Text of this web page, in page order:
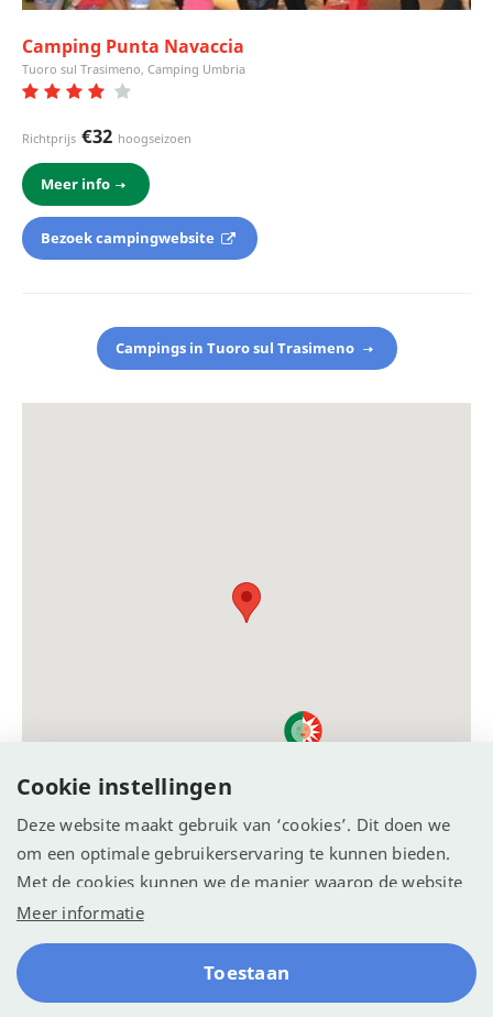
Camping Punta Navaccia
Tuoro sul Trasimeno, Camping Umbria
Richtprijs €32 hoogseizoen
Meer info
Bezoek campingwebsite
Campings in Tuoro sul Trasimeno
© Recreatie Media 2026
Cookie-instellingen
Algemene voorwaarden Contact
Reserveren
Cookie instellingen
Deze website maakt gebruik van ‘cookies’. Dit doen we
om een optimale gebruikerservaring te kunnen bieden.
Met de cookies kunnen we de manier waarop de website
wordt gebruikt vastleggen en analyseren. We willen
hiermee de website optimaliseren voor een betere
ervaring.
Meer informatie
Toestaan